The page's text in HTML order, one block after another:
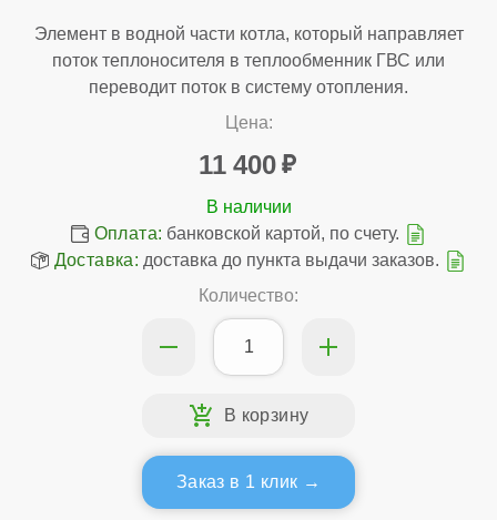
Элемент в водной части котла, который направляет
поток теплоносителя в теплообменник ГВС или
переводит поток в систему отопления.
Цена:
11 400
Оплата: банковской картой, по счету.
Доставка: доставка до пункта выдачи заказов.
Количество:
Заказ в 1 клик